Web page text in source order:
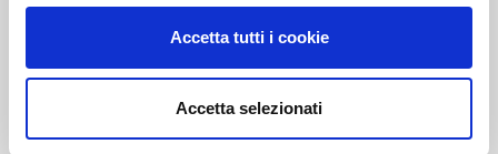
Accetta tutti i cookie
Accetta selezionati